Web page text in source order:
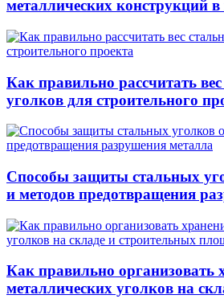
металлических конструкций
Как правильно рассчитать
уголков для строительного
Способы защиты стальных
и методов предотвращения
Как правильно организовать
металлических уголков на